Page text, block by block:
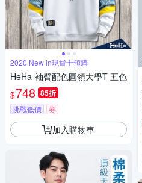
2020 New in現貨十預購
HeHa-袖臂配色圓領大學T 五色
$748 85折
挑戰低價 券
加入購物車